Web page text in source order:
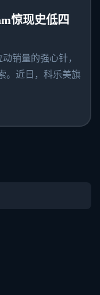
惊现史低四
销量的强心针，
。近日，科乐美旗